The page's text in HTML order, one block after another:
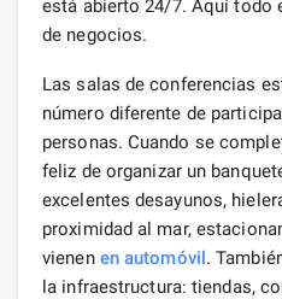
está abierto 24/7. Aquí todo
de negocios.
Las salas de conferencias
número diferente de
personas. Cuando se
feliz de organizar un
excelentes desayunos,
proximidad al mar,
vienen en automóvil.
la infraestructura: tiendas,